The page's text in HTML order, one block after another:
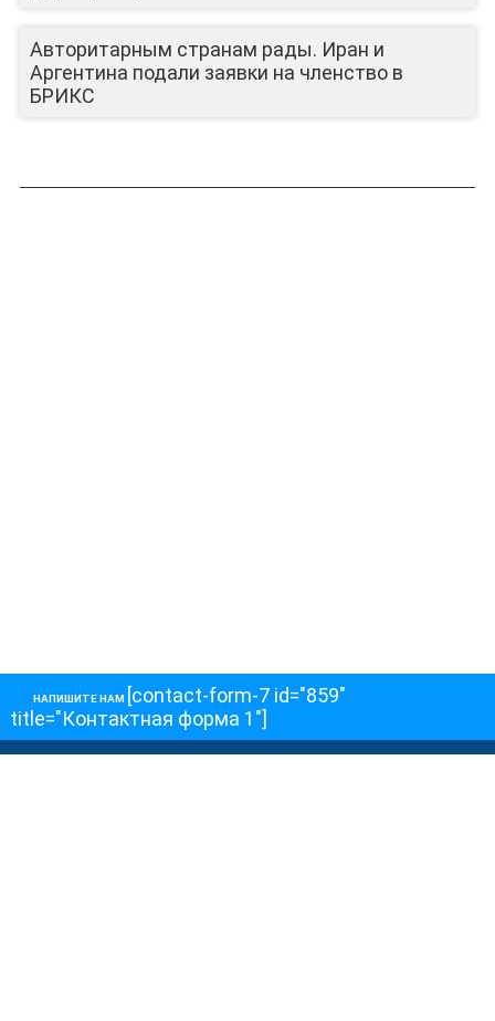
Авторитарным странам рады. Иран и
Аргентина подали заявки на членство в
БРИКС
НАПИШИТЕ НАМ [contact-form-7 id="859"
title="Контактная форма 1"]